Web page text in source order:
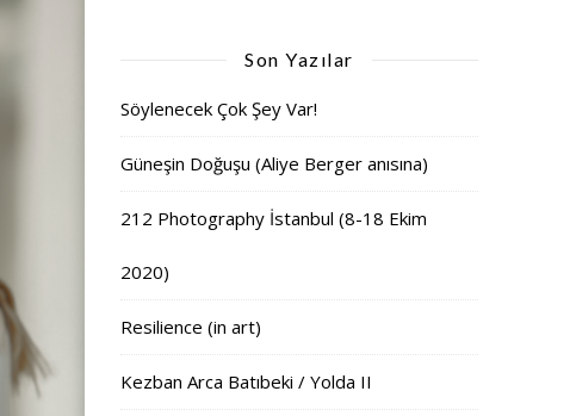
Son Yazılar
Söylenecek Çok Şey Var!
Güneşin Doğuşu (Aliye Berger anısına)
212 Photography İstanbul (8-18 Ekim
2020)
Resilience (in art)
Kezban Arca Batıbeki / Yolda II